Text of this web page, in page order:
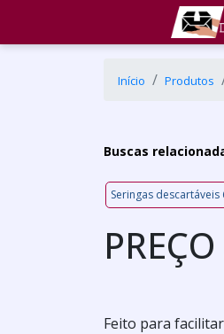
Início Produtos
Buscas
Seringas descartáveis
Feito para